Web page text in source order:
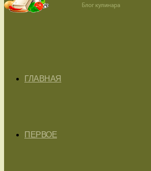
ГЛАВНАЯ
ПЕРВОЕ